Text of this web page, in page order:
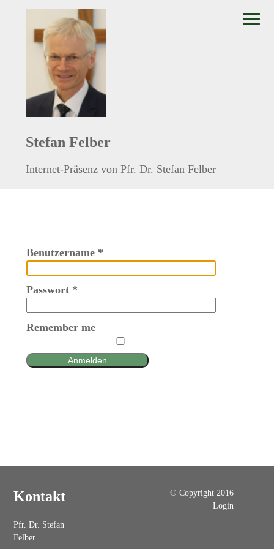
Stefan Felber
Internet-Präsenz von Pfr. Dr. Stefan Felber
Benutzername*
Passwort*
Remember me
Anmelden
Kontakt
Pfr. Dr. Stefan
Felber
© Copyright 2016
Login
≡